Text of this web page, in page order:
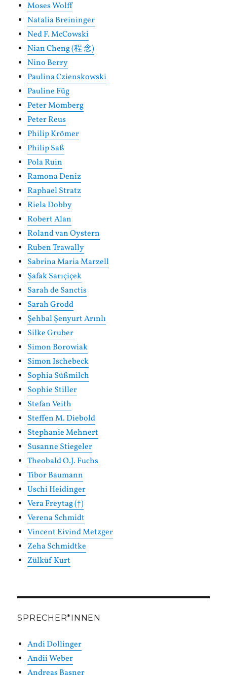
Moses Wolff
Natalia Breininger
Ned F. McCowski
Nian Cheng (程 念)
Nino Berry
Paulina Czienskowski
Pauline Füg
Peter Momberg
Peter Reus
Philip Krömer
Philip Saß
Pola Ruin
Ramona Deniz
Raphael Stratz
Riela Dobby
Robert Alan
Roland van Oystern
Ruben Trawally
Sabrina Maria Marzell
Şafak Sarıçiçek
Sarah de Sanctis
Sarah Grodd
Şehbal Şenyurt Arınlı
Silke Gruber
Simon Borowiak
Simon Ischebeck
Sophia Süßmilch
Sophie Stiller
Stefan Veith
Steffen M. Diebold
Stephanie Mehnert
Susanne Stiegeler
Theobald O.J. Fuchs
Tibor Baumann
Uschi Heidinger
Vera Freytag (†)
Verena Schmidt
Vincent Eivind Metzger
Zeha Schmidtke
Zülküf Kurt
SPRECHER*INNEN
Andi Dollinger
Andii Weber